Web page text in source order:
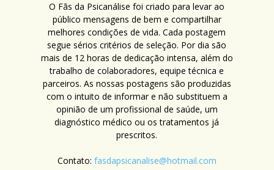
O Fãs da Psicanálise foi criado para levar ao
público mensagens de bem e compartilhar
melhores condições de vida. Cada postagem
segue sérios critérios de seleção. Por dia são
mais de 12 horas de dedicação intensa, além do
trabalho de colaboradores, equipe técnica e
parceiros. As nossas postagens são produzidas
com o intuito de informar e não substituem a
opinião de um profissional de saúde, um
diagnóstico médico ou os tratamentos já
prescritos.
Contato: fasdapsicanalise@hotmail.com